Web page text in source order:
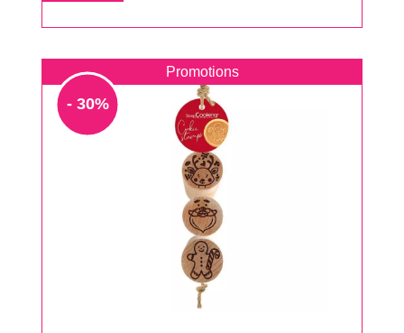
base
Promotions
- 30%